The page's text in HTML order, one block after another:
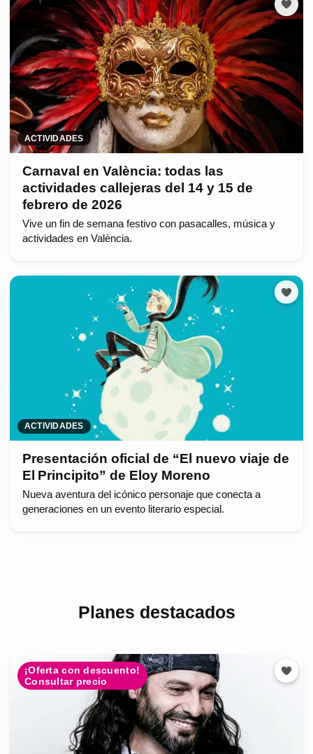
ACTIVIDADES
Carnaval en València: todas las
actividades callejeras del 14 y 15 de
febrero de 2026
Vive un fin de semana festivo con pasacalles, música y
actividades en València.
ACTIVIDADES
Presentación oficial de “El nuevo viaje de
El Principito” de Eloy Moreno
Nueva aventura del icónico personaje que conecta a
generaciones en un evento literario especial.
Planes destacados
¡Oferta con descuento!
Consultar precio